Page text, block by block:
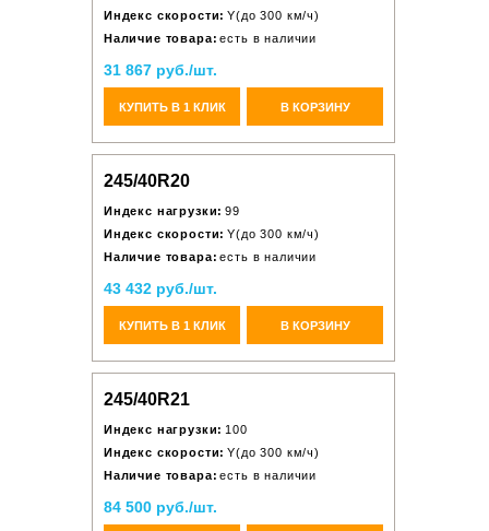
Индекс скорости: Y(до 300 км/ч)
Наличие товара: есть в наличии
31 867 руб./шт.
КУПИТЬ В 1 КЛИК В КОРЗИНУ
245/40R20
Индекс нагрузки: 99
Индекс скорости: Y(до 300 км/ч)
Наличие товара: есть в наличии
43 432 руб./шт.
КУПИТЬ В 1 КЛИК В КОРЗИНУ
245/40R21
Индекс нагрузки: 100
Индекс скорости: Y(до 300 км/ч)
Наличие товара: есть в наличии
84 500 руб./шт.